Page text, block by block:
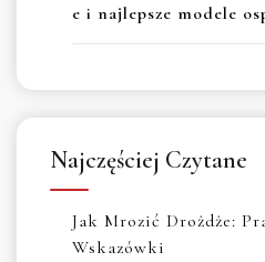
e i najlepsze modele
Najczęściej Czytane
Jak Mrozić Drożdże:
Wskazówki